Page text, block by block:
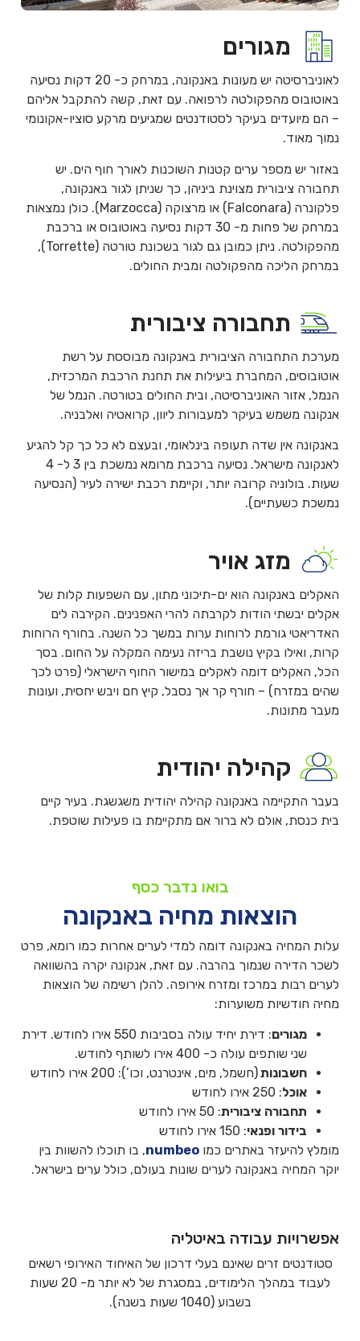
מגורים
לאוניברסיטה יש מעונות באנקונה, במרחק כ- 20 דקות נסיעה
באוטובוס מהפקולטה לרפואה. עם זאת, קשה להתקבל אליהם
– הם מיועדים בעיקר לסטודנטים שמגיעים מרקע סוציו-אקונומי
נמוך מאוד.
באזור יש מספר ערים קטנות השוכנות לאורך חוף הים. יש
תחבורה ציבורית מצוינת ביניהן, כך שניתן לגור באנקונה,
פלקונרה (Falconara) או מרצוקה (Marzocca). כולן נמצאות
במרחק של פחות מ- 30 דקות נסיעה באוטובוס או ברכבת
מהפקולטה. ניתן כמובן גם לגור בשכונת טורטה (Torrette),
במרחק הליכה מהפקולטה ומבית החולים.
תחבורה ציבורית
מערכת התחבורה הציבורית באנקונה מבוססת על רשת
אוטובוסים, המחברת ביעילות את תחנת הרכבת המרכזית,
הנמל, אזור האוניברסיטה, ובית החולים בטורטה. הנמל של
אנקונה משמש בעיקר למעבורות ליוון, קרואטיה ואלבניה.
באנקונה אין שדה תעופה בינלאומי, ובעצם לא כל כך קל להגיע
לאנקונה מישראל. נסיעה ברכבת מרומא נמשכת בין 3 ל- 4
שעות. בולוניה קרובה יותר, וקיימת רכבת ישירה לעיר (הנסיעה
נמשכת כשעתיים).
מזג אויר
האקלים באנקונה הוא ים-תיכוני מתון, עם השפעות קלות של
אקלים יבשתי הודות לקרבתה להרי האפנינים. הקירבה לים
האדריאטי גורמת לרוחות ערות במשך כל השנה. בחורף הרוחות
קרות, ואילו בקיץ נושבת בריזה נעימה המקלה על החום. בסך
הכל, האקלים דומה לאקלים במישור החוף הישראלי (פרט לכך
שהים במזרח) – חורף קר אך נסבל, קיץ חם ויבש יחסית, ועונות
מעבר מתונות.
קהילה יהודית
בעבר התקיימה באנקונה קהילה יהודית משגשגת. בעיר קיים
בית כנסת, אולם לא ברור אם מתקיימת בו פעילות שוטפת.
בואו נדבר כסף
הוצאות מחיה באנקונה
עלות המחיה באנקונה דומה למדי לערים אחרות כמו רומא, פרט
לשכר הדירה שנמוך בהרבה. עם זאת, אנקונה יקרה בהשוואה
לערים רבות במרכז ומזרח אירופה. להלן רשימה של הוצאות
מחיה חודשיות משוערות:
מגורים
: דירת יחיד עולה בסביבות 550 אירו לחודש. דירת
שני שותפים עולה כ- 400 אירו לשותף לחודש.
חשבונות(חשמל, מים, אינטרנט, וכו’): 200 אירו לחודש
אוכל: 250 אירו לחודש
תחבורה ציבורית: 50 אירו לחודש
בידור ופנאי: 150 אירו לחודש
מומלץ להיעזר באתרים כמו numbeo, בו תוכלו להשוות בין
יוקר המחיה באנקונה לערים שונות בעולם, כולל ערים בישראל.
אפשרויות עבודה באיטליה
סטודנטים זרים שאינם בעלי דרכון של האיחוד האירופי רשאים
לעבוד במהלך הלימודים, במסגרת של לא יותר מ- 20 שעות
בשבוע (1040 שעות בשנה).